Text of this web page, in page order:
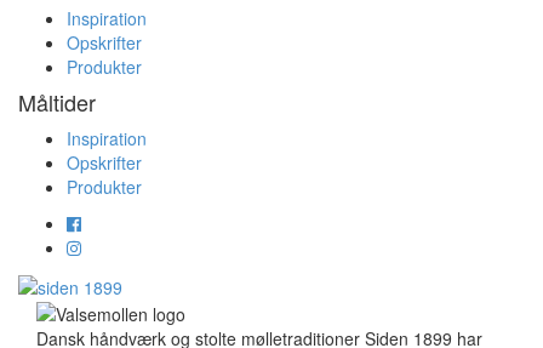
Inspiration
Opskrifter
Produkter
Måltider
Inspiration
Opskrifter
Produkter
Dansk håndværk og stolte mølletraditioner Siden 1899 har